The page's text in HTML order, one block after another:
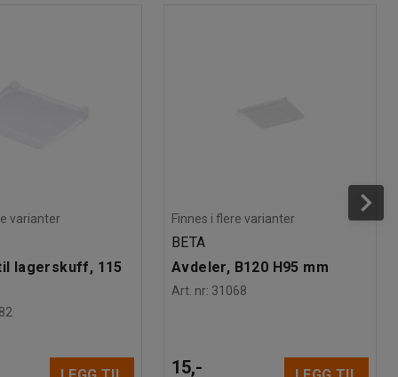
varianter
lagerskuff, 115
Finnes i flere varianter
BETA
Avdeler, B120 H95 mm
Art. nr: 31068
15,-